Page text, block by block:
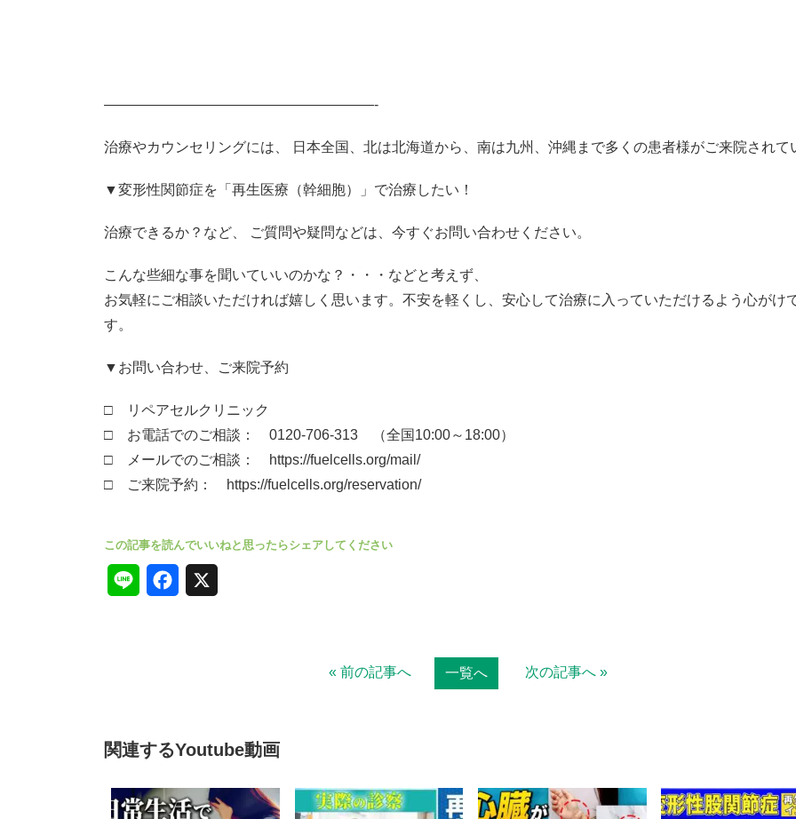
———————————————————-
治療やカウンセリングには、 日本全国、北は北海道から、南は九州、沖縄まで多くの患者様がご来院されて
▼変形性関節症を「再生医療（幹細胞）」で治療したい！
治療できるか？など、 ご質問や疑問などは、今すぐお問い合わせください。
こんな些細な事を聞いていいのかな？・・・などと考えず、
お気軽にご相談いただければ嬉しく思います。不安を軽くし、安心して治療に入っていただけるよう心がけ
す。
▼お問い合わせ、ご来院予約
□ リペアセルクリニック
□ お電話でのご相談： 0120-706-313 （全国10:00～18:00）
□ メールでのご相談： https://fuelcells.org/mail/
□ ご来院予約： https://fuelcells.org/reservation/
k
« 前の記事へ 一覧へ 次の記事へ »
関連するYoutube動画